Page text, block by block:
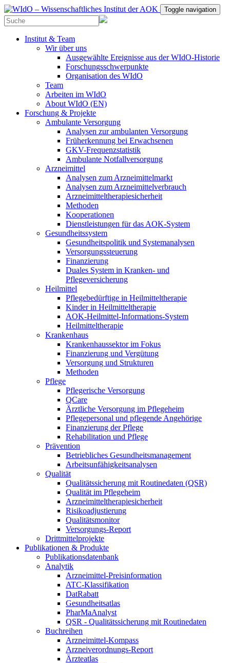
Toggle navigation
Institut & Team
Wir über uns
Ausgewählte Ereignisse aus der WIdO-Historie
Forschungsschwerpunkte
Organisation des WIdO
Team
Arbeiten im WIdO
About WIdO (EN)
Forschung & Projekte
Ambulante Versorgung
Analysen zur ambulanten Versorgung
Früherkennung bei Erwachsenen
GKV-Frequenzstatistik
Ambulante Notfallversorgung
Arzneimittel
Analysen zum Arzneimittelmarkt
Analysen zum Arzneimittelverbrauch
Arzneimitteltherapiesicherheit
Methoden
Kooperationen
Dienstleistungen für das AOK-System
Gesundheitssystem
Gesundheitspolitik und Systemanalysen
Versorgungssteuerung
Finanzierung
Duales System in Kranken- und
Pflegeversicherung
Heilmittel
Pflegebedürftige in Heilmitteltherapie
Kinder in Heilmitteltherapie
AOK-Heilmittel-Informations-System
Heilmitteltherapie
Krankenhaus
Krankenhaussektor im Fokus
Finanzierung und Vergütung
Versorgung und Strukturen
Methoden
Pflege
Pflegerische Versorgung
QCare
Ärztliche Versorgung im Pflegeheim
Pflegepersonal und pflegende Angehörige
Finanzierung der Pflege
Rehabilitation und Pflege
Prävention
Betriebliches Gesundheitsmanagement
Arbeitsunfähigkeitsanalysen
Qualität
Qualitätssicherung mit Routinedaten (QSR)
Qualität im Pflegeheim
Arzneimitteltherapiesicherheit
Risikoadjustierung
Qualitätsmonitor
Versorgungs-Report
Drittmittelprojekte
Publikationen & Produkte
Publikationsdatenbank
Analytik
Arzneimittel-Preisinformation
ATC-Klassifikation
DatRabatt
Gesundheitsatlas
PharMaAnalyst
QSR - Qualitätssicherung mit Routinedaten
Buchreihen
Arzneimittel-Kompass
Arzneiverordnungs-Report
Ärzteatlas